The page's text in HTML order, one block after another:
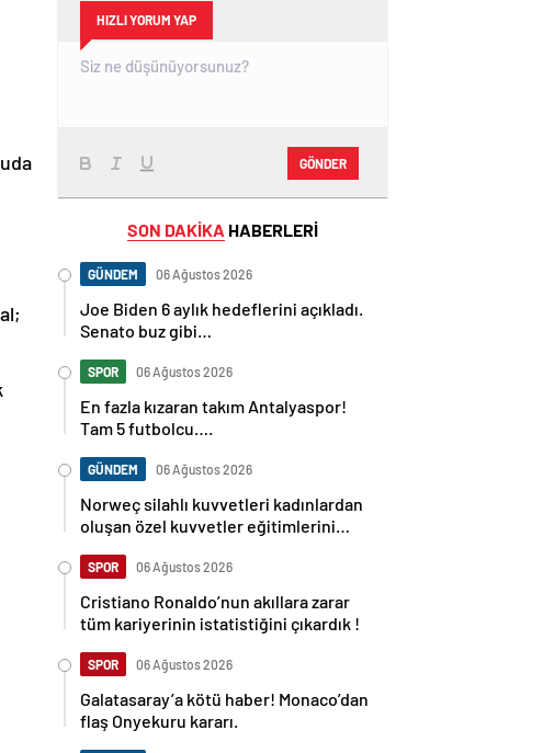
HIZLI YORUM YAP
GÖNDER
SON DAKİKA HABERLERİ
GÜNDEM 06 Ağustos 2026
Joe Biden 6 aylık hedeflerini açıkladı.
Senato buz gibi…
SPOR 06 Ağustos 2026
En fazla kızaran takım Antalyaspor!
Tam 5 futbolcu….
GÜNDEM 06 Ağustos 2026
Norweç silahlı kuvvetleri kadınlardan
oluşan özel kuvvetler eğitimlerini
SPOR 06 Ağustos 2026
Cristiano Ronaldo’nun akıllara zarar
tüm kariyerinin istatistiğini çıkardık !
SPOR 06 Ağustos 2026
Galatasaray’a kötü haber! Monaco’dan
flaş Onyekuru kararı.